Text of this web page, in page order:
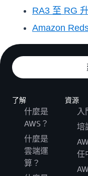
RA3 至 RG
Amazon
了解
什麼是
AWS？
什麼是
雲端運
算？
資源
入
培
任